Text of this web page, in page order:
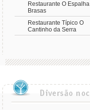
Restaurante O Espalha
Brasas
Restaurante Típico O
Cantinho da Serra